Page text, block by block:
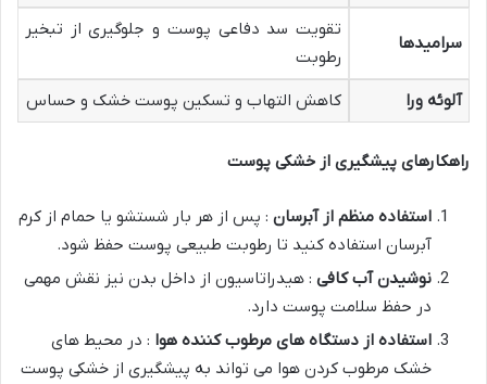
سرامیدها
تقویت سد دفاعی پوست و جلوگیری از تبخیر
رطوبت
آلوئه ورا
کاهش التهاب و تسکین پوست خشک و حساس
راهکارهای پیشگیری از خشکی پوست
استفاده منظم از آبرسان : پس از هر بار شستشو یا حمام از کرم
آبرسان استفاده کنید تا رطوبت طبیعی پوست حفظ شود.
نوشیدن آب کافی : هیدراتاسیون از داخل بدن نیز نقش مهمی
در حفظ سلامت پوست دارد.
استفاده از دستگاه های مرطوب کننده هوا : در محیط های
خشک مرطوب کردن هوا می تواند به پیشگیری از خشکی پوست